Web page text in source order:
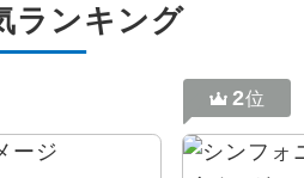
ランキング
2位